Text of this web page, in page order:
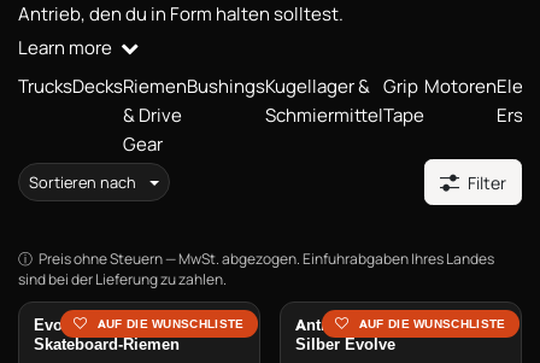
Antrieb, den du in Form halten solltest.
Learn more
TrucksDecksRiemen
& Drive
Gear
BushingsKugellager &
Schmiermittel
Grip
Tape
Motoren
Sortieren nach Filter
Preis ohne Steuern — MwSt. abgezogen. Einfuhrabgaben Ihres Landes
sind bei der Lieferung zu zahlen.
Evolve GT-007 Elektro-
Skateboard-Riemen
AUF DIE WUNSCHLISTE
Antriebsrad Drive Gear 58T
Silber Evolve
AUF DIE WUNSCHLISTE